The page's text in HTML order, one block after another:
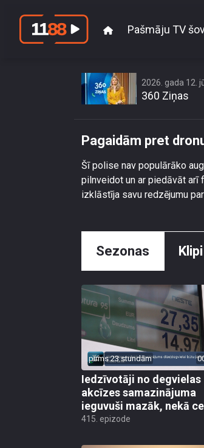
Pašmāju TV
2026. gada 12.
360 Ziņas
Pagaidām pret
Šī polise nav populārāko
pilnveidot un ar piedāvāt
izklāstīja savu redzējumu
Sezonas Klipi
pirms 23 stundām
Iedzīvotāji no degvielas
akcīzes samazinājuma
ieguvuši mazāk, nekā
415. epizode